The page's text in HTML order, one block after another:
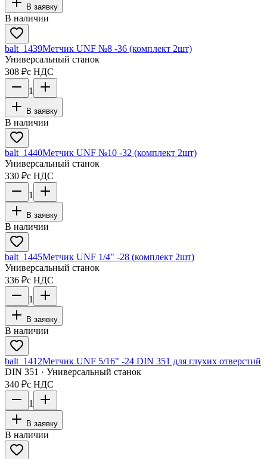
В заявку
В наличии
balt_1439Метчик UNF №8 -36 (комплект 2шт)
Универсальный станок
308 ₽с НДС
1
В заявку
В наличии
balt_1440Метчик UNF №10 -32 (комплект 2шт)
Универсальный станок
330 ₽с НДС
1
В заявку
В наличии
balt_1445Метчик UNF 1/4" -28 (комплект 2шт)
Универсальный станок
336 ₽с НДС
1
В заявку
В наличии
balt_1412Метчик UNF 5/16" -24 DIN 351 для глухих отверстий
DIN 351 · Универсальный станок
340 ₽с НДС
1
В заявку
В наличии